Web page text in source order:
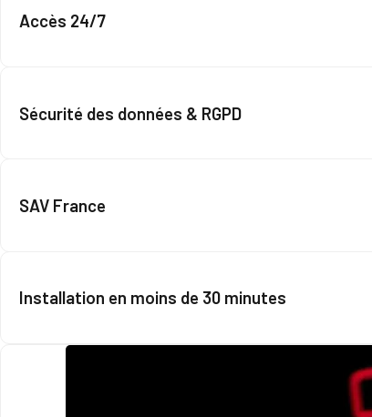
Accès 24/7
Sécurité des données & RGPD
SAV France
Installation en moins de 30 minutes